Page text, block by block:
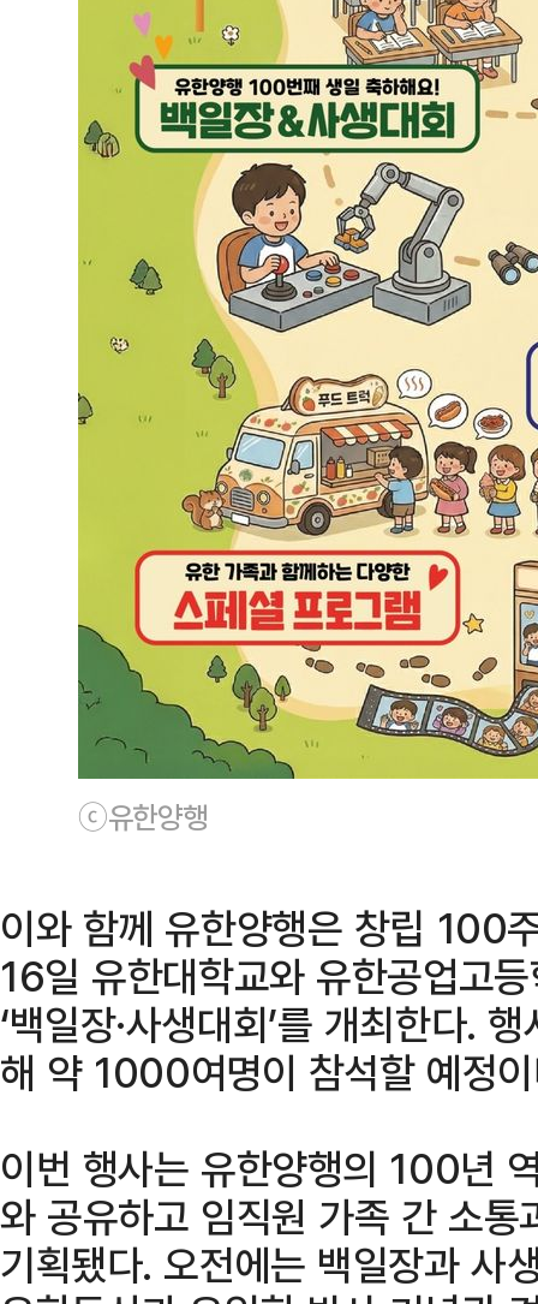
ⓒ유한양행
이와 함께 유한양행은 창립 100
16일 유한대학교와 유한공업고
‘백일장·사생대회’를 개최한다.
해 약 1000여명이 참석할 예정
이번 행사는 유한양행의 100년
와 공유하고 임직원 가족 간 소
기획됐다. 오전에는 백일장과 사